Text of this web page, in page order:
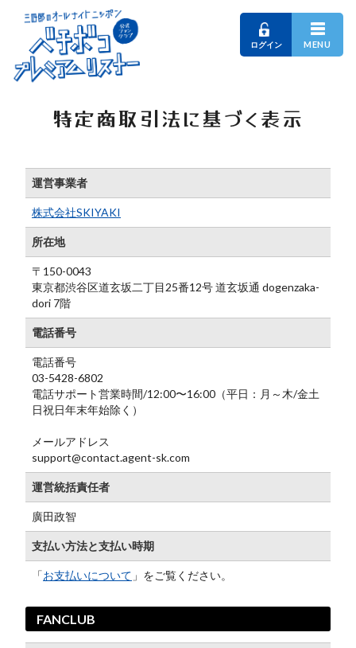
ログイン MENU
特定商取引法に基づく表示
運営事業者
株式会社SKIYAKI
所在地
〒150-0043
東京都渋谷区道玄坂二丁目25番12号 道玄坂通 dogenzaka-
dori 7階
電話番号
電話番号
03-5428-6802
電話サポート営業時間/12:00〜16:00（平日：月～木/金土
日祝日年末年始除く）
メールアドレス
support@contact.agent-sk.com
運営統括責任者
廣田政智
支払い方法と支払い時期
「お支払いについて 」をご覧ください。
FANCLUB